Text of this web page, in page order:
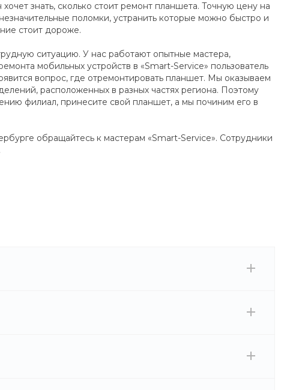
знать, сколько стоит ремонт планшета. Точную цену на
поломки, устранить которые можно быстро и
стоит дороже.
ситуацию. У нас работают опытные мастера,
мобильных устройств в «Smart-Service» пользователь
вопрос, где отремонтировать планшет. Мы оказываем
расположенных в разных частях региона. Поэтому
филиал, принесите свой планшет, а мы починим его в
обращайтесь к мастерам «Smart-Service». Сотрудники